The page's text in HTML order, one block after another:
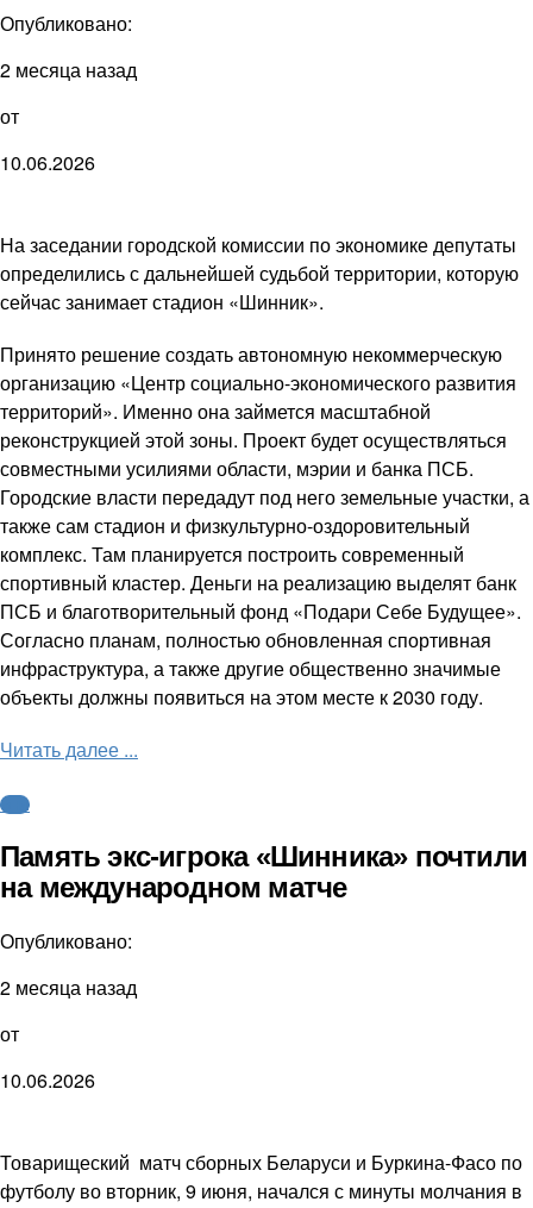
Опубликовано:
2 месяца назад
от
10.06.2026
На заседании городской комиссии по экономике депутаты
определились с дальнейшей судьбой территории, которую
сейчас занимает стадион «Шинник».
Принято решение создать автономную некоммерческую
организацию «Центр социально-экономического развития
территорий». Именно она займется масштабной
реконструкцией этой зоны. Проект будет осуществляться
совместными усилиями области, мэрии и банка ПСБ.
Городские власти передадут под него земельные участки, а
также сам стадион и физкультурно-оздоровительный
комплекс. Там планируется построить современный
спортивный кластер. Деньги на реализацию выделят банк
ПСБ и благотворительный фонд «Подари Себе Будущее».
Согласно планам, полностью обновленная спортивная
инфраструктура, а также другие общественно значимые
объекты должны появиться на этом месте к 2030 году.
Читать далее ...
ФНЛ
Память экс-игрока «Шинника» почтили
на международном матче
Опубликовано:
2 месяца назад
от
10.06.2026
Товарищеский матч сборных Беларуси и Буркина-Фасо по
футболу во вторник, 9 июня, начался с минуты молчания в